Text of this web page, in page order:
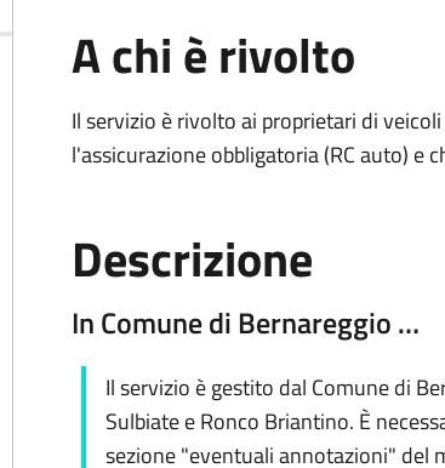
A chi è rivolto
Il servizio è rivolto ai proprietari di
l'assicurazione obbligatoria (RC auto)
Descrizione
In Comune di Bernareggio …
Il servizio è gestito dal Comune di
Sulbiate e Ronco Briantino. È
sezione "eventuali annotazioni" del